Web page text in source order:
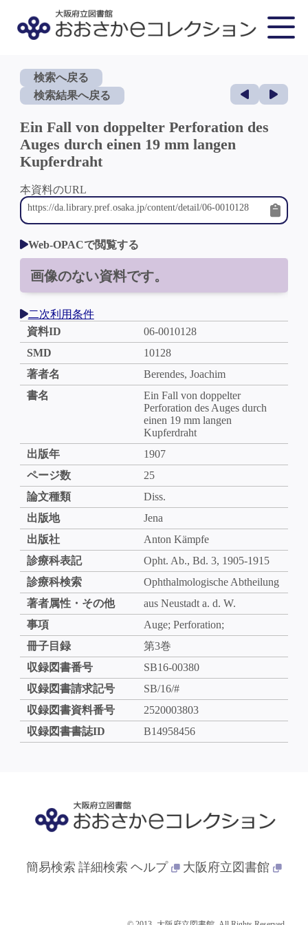
検索へ戻る
検索結果へ戻る
Ein Fall von doppelter Perforation des
Auges durch einen 19 mm langen
Kupferdraht
本資料のURL
Web-OPACで閲覧する
画像のない資料です。
二次利用条件
資料ID
06-0010128
SMD
10128
著者名
Berendes, Joachim
書名
Ein Fall von doppelter
Perforation des Auges durch
einen 19 mm langen
Kupferdraht
出版年
1907
ページ数
25
論文種類
Diss.
出版地
Jena
出版社
Anton Kämpfe
診療科表記
Opht. Ab., Bd. 3, 1905-1915
診療科検索
Ophthalmologische Abtheilung
著者属性・その他
aus Neustadt a. d. W.
事項
Auge; Perforation;
冊子目録
第3巻
収録図書番号
SB16-00380
収録図書請求記号
SB/16/#
収録図書資料番号
2520003803
収録図書書誌ID
B14958456
簡易検索 詳細検索 ヘルプ 大阪府立図書館